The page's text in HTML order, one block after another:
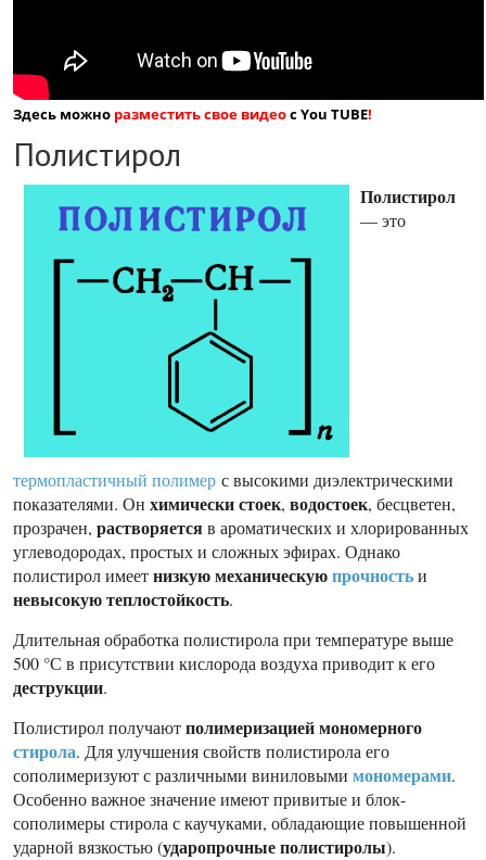
Здесь можно разместить свое видеос You TUBE!
Полистирол
Полистирол
— это
термопластичный полимер с высокими диэлектрическими
показателями. Он химически стоек, водостоек, бесцветен,
прозрачен, растворяетсяв ароматических и хлорированных
углеводородах, простых и сложных эфирах. Однако
полистирол имеетнизкую механическуюпрочностьи
невысокую теплостойкость.
Длительная обработка полистирола при температуре выше
500 °С в присутствии кислорода воздуха приводит к его
деструкции.
Полистирол получаютполимеризацией мономерного
стирола. Для улучшения свойств полистирола его
сополимеризуют с различными виниловыми мономерами.
Особенно важное значение имеют привитые и блок-
сополимеры стирола с каучуками, обладающие повышенной
ударной вязкостью (ударопрочные полистиролы).